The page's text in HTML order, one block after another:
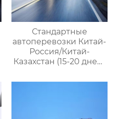
Стандартные
автоперевозки Китай-
Россия/Китай-
Казахстан (15-20 дней)
управлению